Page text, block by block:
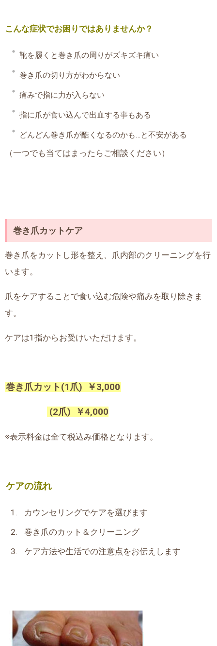
こんな症状でお困りではありませんか？
靴を履くと巻き爪の周りがズキズキ痛い
巻き爪の切り方がわからない
痛みで指に力が入らない
指に爪が食い込んで出血する事もある
どんどん巻き爪が酷くなるのかも…と不安がある
（一つでも当てはまったらご相談ください）
巻き爪カットケア
巻き爪をカットし形を整え、爪内部のクリーニングを行
います。
爪をケアすることで食い込む危険や痛みを取り除きま
す。
ケアは1指からお受けいただけます。
巻き爪カット(1爪) ￥3,000
(2爪) ￥4,000
※表示料金は全て税込み価格となります。
ケアの流れ
カウンセリングでケアを選びます
巻き爪のカット＆クリーニング
ケア方法や生活での注意点をお伝えします